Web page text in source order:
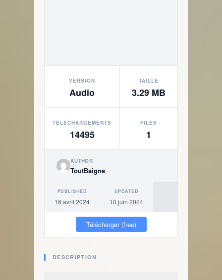
VERSION
Audio
TAILLE
3.29 MB
TÉLÉCHARGEMENTS
14495
FILES
1
AUTHOR
ToutBaigne
PUBLISHED
16 avril 2024
UPDATED
10 juin 2024
Télécharger (free)
DESCRIPTION